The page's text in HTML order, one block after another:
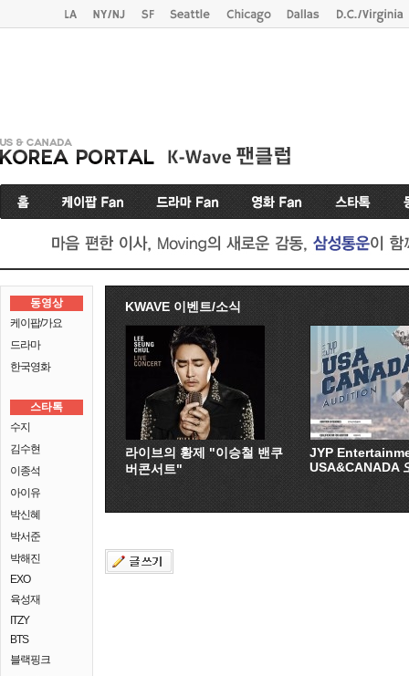
동영상
케이팝/가요
드라마
한국영화
스타톡
수지
김수현
이종석
아이유
박신혜
박서준
박해진
EXO
육성재
ITZY
BTS
블랙핑크
KWAVE 이벤트/소식
라이브의 황제 "이승철 밴쿠
버콘서트"
JYP
USA&CANADA